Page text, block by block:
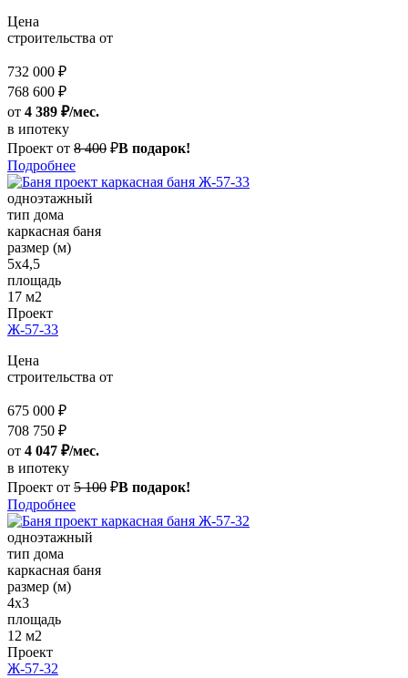
Цена
строительства от
732 000 ₽
768 600 ₽
от 4 389 ₽/мес.
в ипотеку
Проект от 8 400 ₽В подарок!
Подробнее
одноэтажный
тип дома
каркасная баня
размер (м)
5x4,5
площадь
17 м2
Проект
Ж-57-33
Цена
строительства от
675 000 ₽
708 750 ₽
от 4 047 ₽/мес.
в ипотеку
Проект от 5 100 ₽В подарок!
Подробнее
одноэтажный
тип дома
каркасная баня
размер (м)
4x3
площадь
12 м2
Проект
Ж-57-32